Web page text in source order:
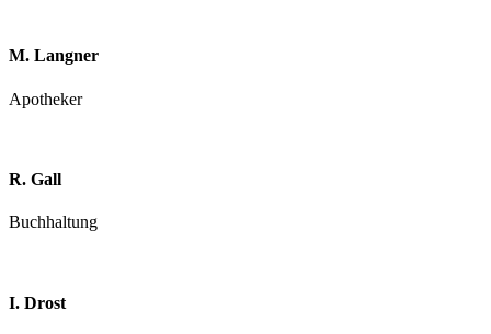
M. Langner
Apotheker
R. Gall
Buchhaltung
I. Drost